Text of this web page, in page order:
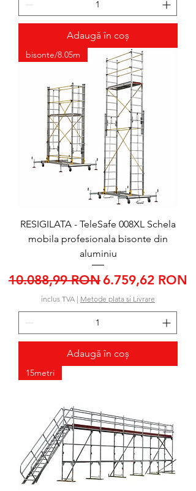
Adaugă în coș
bisonte/8.05m
RESIGILATA - TeleSafe 008XL Schela
mobila profesionala bisonte din
aluminiu
Preț normal
10.088,99 RON Preț redus
6.759,62 RON
inclus TVA | Metode plata si Livrare
Adaugă în coș
15metri